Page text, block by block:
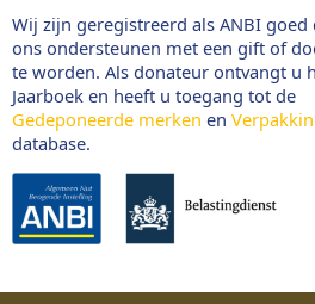
Wij zijn geregistreerd als ANBI
ons ondersteunen met een gift of
te worden. Als donateur ontvangt u
Jaarboek en heeft u toegang tot de
Gedeponeerde merken en
database.